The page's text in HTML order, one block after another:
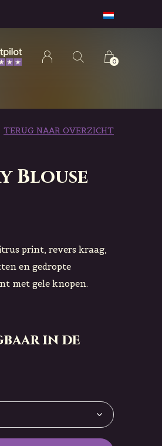
0
Blouse
TERUG NAAR OVERZICHT
print, revers kraag,
en gedropte
met gele knopen.
in de